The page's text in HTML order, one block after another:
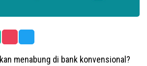
menabung di bank konvensional?